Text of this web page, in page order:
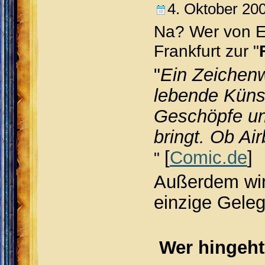
4. Oktober
Na? Wer von
Frankfurt zur "
"Ein
lebende
Geschöpfe
bringt. Ob
" [Comic.de]
Außerdem
einzige
Wer